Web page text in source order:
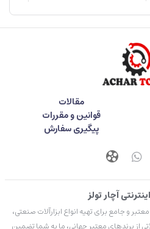
مقالات
قوانین و مقررات
پیگیری سفارش
آچار تولز
و جامع برای تهیه انواع ابزارآلات صنعتی،